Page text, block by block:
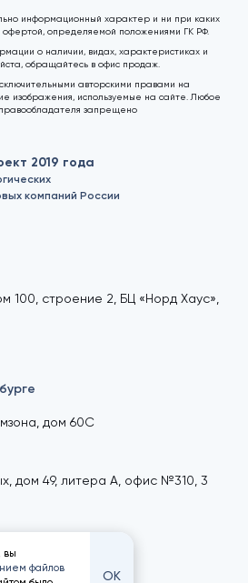
информационный характер и ни при каких
офертой, определяемой положениями ГК РФ.
о наличии, видах, характеристиках и
обращайтесь в офис продаж.
авторскими правами на
изображения, используемые на сайте. Любое
запрещено
2019 года
компаний России
100, строение 2, БЦ «Норд Хаус»,
дом 60С
дом 49, литера А, офис №310, 3
вы
файлов
ОК